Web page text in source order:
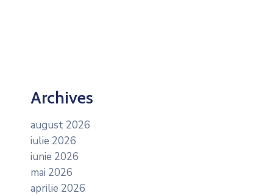
Archives
august 2026
iulie 2026
iunie 2026
mai 2026
aprilie 2026